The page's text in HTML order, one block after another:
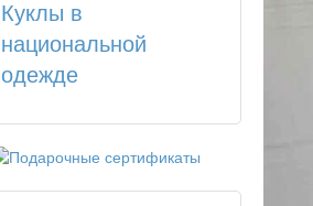
Куклы в
национальной
одежде